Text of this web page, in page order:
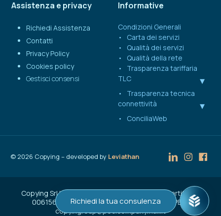
Richiedi la tua consulenza
Assistenza e privacy
Richiedi Assistenza
Contatti
Privacy Policy
Cookies policy
Gestisci consensi
Informative
Condizioni Generali
Carta dei servizi
Qualità dei servizi
Qualità della rete
Trasparenza tariffaria
TLC
Trasparenza tecnica
connettività
ConciliaWeb
© 2026 Copying – developed by Leviathan
Copying Srl | Capitale Sociale € 50.000 | C.F. e Partita IVA
00615600137 | Reg. Imprese n. VA-207262 | PEC:
copyingroup@pec.companymail.it